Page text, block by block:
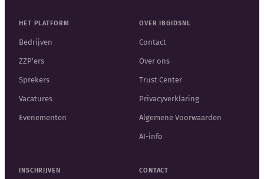
HET PLATFORM
Bedrijven
ZZP'ers
Sprekers
Vacatures
Evenementen
OVER IBGIDSNL
Contact
Over ons
Trust Center
Privacyverklaring
Algemene Voorwaarden
AI-info
INSCHRIJVEN CONTACT